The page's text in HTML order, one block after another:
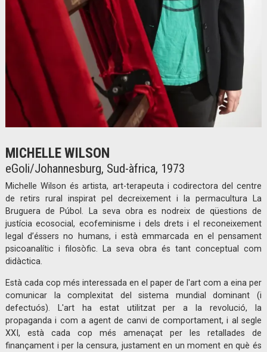
MICHELLE WILSON
eGoli/Johannesburg, Sud-àfrica, 1973
Michelle Wilson és artista, art-terapeuta i codirectora del centre
de retirs rural inspirat pel decreixement i la permacultura La
Bruguera de Púbol. La seva obra es nodreix de qüestions de
justícia ecosocial, ecofeminisme i dels drets i el reconeixement
legal d’éssers no humans, i està emmarcada en el pensament
psicoanalític i filosòfic. La seva obra és tant conceptual com
didàctica.
Està cada cop més interessada en el paper de l'art com a eina per
comunicar la complexitat del sistema mundial dominant (i
defectuós). L'art ha estat utilitzat per a la revolució, la
propaganda i com a agent de canvi de comportament, i al segle
XXI, està cada cop més amenaçat per les retallades de
finançament i per la censura, justament en un moment en què és